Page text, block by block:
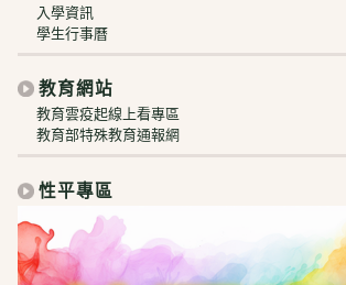
入學資訊
學生行事曆
教育網站
教育雲疫起線上看專區
教育部特殊教育通報網
性平專區